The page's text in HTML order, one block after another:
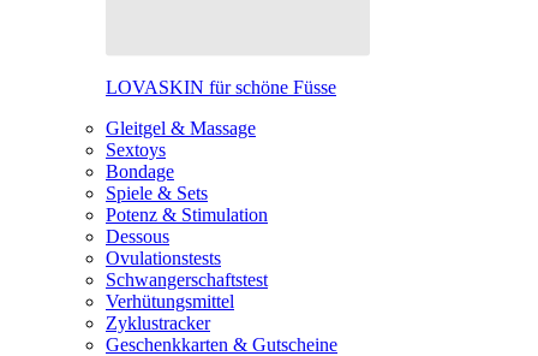
LOVASKIN für schöne Füsse
Gleitgel & Massage
Sextoys
Bondage
Spiele & Sets
Potenz & Stimulation
Dessous
Ovulationstests
Schwangerschaftstest
Verhütungsmittel
Zyklustracker
Geschenkkarten & Gutscheine